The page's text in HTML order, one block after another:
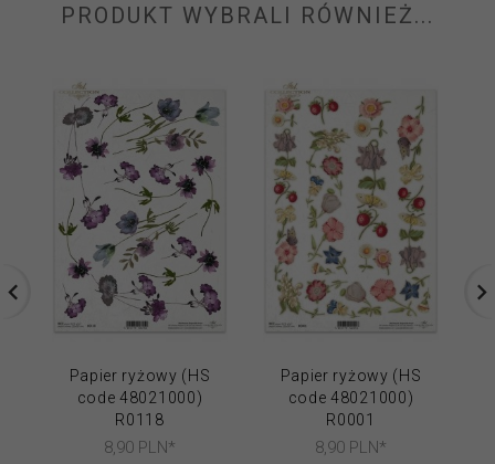
PRODUKT WYBRALI RÓWNIEŻ...
Papier ryżowy (HS
code 48021000)
R0118
8,90 PLN*
Papier ryżowy (HS
code 48021000)
R0001
8,90 PLN*